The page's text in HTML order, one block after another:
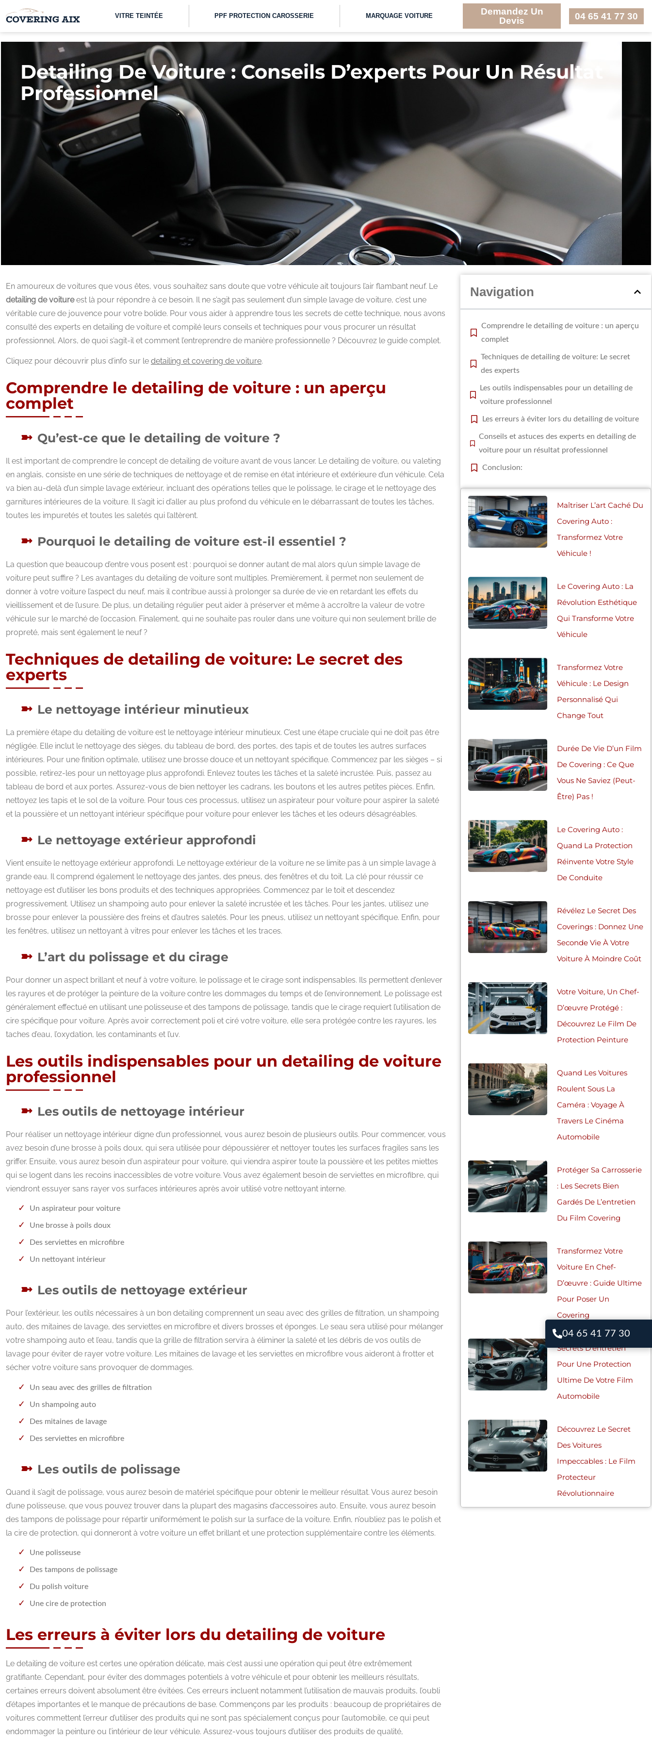
VITRE TEINTÉE PPF PROTECTION CAROSSERIE MARQUAGE VOITURE
Demandez Un
Devis
04 65 41 77 30
Detailing De Voiture : Conseils D’experts Pour Un Résultat
Professionnel
En amoureux de voitures que vous êtes, vous souhaitez sans doute que votre véhicule ait toujours l’air flambant neuf. Le
detailing de voitureest là pour répondre à ce besoin. Il ne s’agit pas seulement d’un simple lavage de voiture, c’est une
véritable cure de jouvence pour votre bolide. Pour vous aider à apprendre tous les secrets de cette technique, nous avons
consulté des experts en detailing de voiture et compilé leurs conseils et techniques pour vous procurer un résultat
professionnel. Alors, de quoi s’agit-il et comment l’entreprendre de manière professionnelle ? Découvrez le guide complet.
Cliquez pour découvrir plus d’info sur le detailing et covering de voiture.
Comprendre le detailing de voiture : un aperçu
complet
Qu’est-ce que le detailing de voiture ?
Il est important de comprendre le concept de detailing de voiture avant de vous lancer. Le detailing de voiture, ou valeting
en anglais, consiste en une série de techniques de nettoyage et de remise en état intérieure et extérieure d’un véhicule. Cela
va bien au-delà d’un simple lavage extérieur, incluant des opérations telles que le polissage, le cirage et le nettoyage des
garnitures intérieures de la voiture. Il s’agit ici d’aller au plus profond du véhicule en le débarrassant de toutes les tâches,
toutes les impuretés et toutes les saletés qui l’altèrent.
Pourquoi le detailing de voiture est-il essentiel ?
La question que beaucoup d’entre vous posent est : pourquoi se donner autant de mal alors qu’un simple lavage de
voiture peut suffire ? Les avantages du detailing de voiture sont multiples. Premièrement, il permet non seulement de
donner à votre voiture l’aspect du neuf, mais il contribue aussi à prolonger sa durée de vie en retardant les effets du
vieillissement et de l’usure. De plus, un detailing régulier peut aider à préserver et même à accroître la valeur de votre
véhicule sur le marché de l’occasion. Finalement, qui ne souhaite pas rouler dans une voiture qui non seulement brille de
propreté, mais sent également le neuf ?
Techniques de detailing de voiture: Le secret des
experts
Le nettoyage intérieur minutieux
La première étape du detailing de voiture est le nettoyage intérieur minutieux. C’est une étape cruciale qui ne doit pas être
négligée. Elle inclut le nettoyage des sièges, du tableau de bord, des portes, des tapis et de toutes les autres surfaces
intérieures. Pour une finition optimale, utilisez une brosse douce et un nettoyant spécifique. Commencez par les sièges – si
possible, retirez-les pour un nettoyage plus approfondi. Enlevez toutes les tâches et la saleté incrustée. Puis, passez au
tableau de bord et aux portes. Assurez-vous de bien nettoyer les cadrans, les boutons et les autres petites pièces. Enfin,
nettoyez les tapis et le sol de la voiture. Pour tous ces processus, utilisez un aspirateur pour voiture pour aspirer la saleté
et la poussière et un nettoyant intérieur spécifique pour voiture pour enlever les tâches et les odeurs désagréables.
Le nettoyage extérieur approfondi
Vient ensuite le nettoyage extérieur approfondi. Le nettoyage extérieur de la voiture ne se limite pas à un simple lavage à
grande eau. Il comprend également le nettoyage des jantes, des pneus, des fenêtres et du toit. La clé pour réussir ce
nettoyage est d’utiliser les bons produits et des techniques appropriées. Commencez par le toit et descendez
progressivement. Utilisez un shampoing auto pour enlever la saleté incrustée et les tâches. Pour les jantes, utilisez une
brosse pour enlever la poussière des freins et d’autres saletés. Pour les pneus, utilisez un nettoyant spécifique. Enfin, pour
les fenêtres, utilisez un nettoyant à vitres pour enlever les tâches et les traces.
L’art du polissage et du cirage
Pour donner un aspect brillant et neuf à votre voiture, le polissage et le cirage sont indispensables. Ils permettent d’enlever
les rayures et de protéger la peinture de la voiture contre les dommages du temps et de l’environnement. Le polissage est
généralement effectué en utilisant une polisseuse et des tampons de polissage, tandis que le cirage requiert l’utilisation de
cire spécifique pour voiture. Après avoir correctement poli et ciré votre voiture, elle sera protégée contre les rayures, les
taches d’eau, l’oxydation, les contaminants et l’uv.
Les outils indispensables pour un detailing de voiture
professionnel
Les outils de nettoyage intérieur
Pour réaliser un nettoyage intérieur digne d’un professionnel, vous aurez besoin de plusieurs outils. Pour commencer, vous
avez besoin d’une brosse à poils doux, qui sera utilisée pour dépoussiérer et nettoyer toutes les surfaces fragiles sans les
griffer. Ensuite, vous aurez besoin d’un aspirateur pour voiture, qui viendra aspirer toute la poussière et les petites miettes
qui se logent dans les recoins inaccessibles de votre voiture. Vous avez également besoin de serviettes en microfibre, qui
viendront essuyer sans rayer vos surfaces intérieures après avoir utilisé votre nettoyant interne.
Un aspirateur pour voiture
Une brosse à poils doux
Des serviettes en microfibre
Un nettoyant intérieur
Les outils de nettoyage extérieur
Pour l’extérieur, les outils nécessaires à un bon detailing comprennent un seau avec des grilles de filtration, un shampoing
auto, des mitaines de lavage, des serviettes en microfibre et divers brosses et éponges. Le seau sera utilisé pour mélanger
votre shampoing auto et l’eau, tandis que la grille de filtration servira à éliminer la saleté et les débris de vos outils de
lavage pour éviter de rayer votre voiture. Les mitaines de lavage et les serviettes en microfibre vous aideront à frotter et
sécher votre voiture sans provoquer de dommages.
Un seau avec des grilles de filtration
Un shampoing auto
Des mitaines de lavage
Des serviettes en microfibre
Les outils de polissage
Quand il s’agit de polissage, vous aurez besoin de matériel spécifique pour obtenir le meilleur résultat. Vous aurez besoin
d’une polisseuse, que vous pouvez trouver dans la plupart des magasins d’accessoires auto. Ensuite, vous aurez besoin
des tampons de polissage pour répartir uniformément le polish sur la surface de la voiture. Enfin, n’oubliez pas le polish et
la cire de protection, qui donneront à votre voiture un effet brillant et une protection supplémentaire contre les éléments.
Une polisseuse
Des tampons de polissage
Du polish voiture
Une cire de protection
Les erreurs à éviter lors du detailing de voiture
Le detailing de voiture est certes une opération délicate, mais c’est aussi une opération qui peut être extrêmement
gratifiante. Cependant, pour éviter des dommages potentiels à votre véhicule et pour obtenir les meilleurs résultats,
certaines erreurs doivent absolument être évitées. Ces erreurs incluent notamment l’utilisation de mauvais produits, l’oubli
d’étapes importantes et le manque de précautions de base. Commençons par les produits : beaucoup de propriétaires de
voitures commettent l’erreur d’utiliser des produits qui ne sont pas spécialement conçus pour l’automobile, ce qui peut
endommager la peinture ou l’intérieur de leur véhicule. Assurez-vous toujours d’utiliser des produits de qualité,
Navigation
Comprendre le detailing de voiture : un aperçu
complet
Techniques de detailing de voiture: Le secret
des experts
Les outils indispensables pour un detailing de
voiture professionnel
Les erreurs à éviter lors du detailing de voiture
Conseils et astuces des experts en detailing de
voiture pour un résultat professionnel
Conclusion:
Maîtriser L’art Caché Du
Covering Auto :
Transformez Votre
Véhicule !
Le Covering Auto : La
Révolution Esthétique
Qui Transforme Votre
Véhicule
Transformez Votre
Véhicule : Le Design
Personnalisé Qui
Change Tout
Durée De Vie D’un Film
De Covering : Ce Que
Vous Ne Saviez (peut-
Être) Pas !
Le Covering Auto :
Quand La Protection
Réinvente Votre Style
De Conduite
Révélez Le Secret Des
Coverings : Donnez Une
Seconde Vie À Votre
Voiture À Moindre Coût
Votre Voiture, Un Chef-
D’œuvre Protégé :
Découvrez Le Film De
Protection Peinture
Quand Les Voitures
Roulent Sous La
Caméra : Voyage À
Travers Le Cinéma
Automobile
Protéger Sa Carrosserie
: Les Secrets Bien
Gardés De L’entretien
Du Film Covering
Transformez Votre
Voiture En Chef-
D’œuvre : Guide Ultime
Pour Poser Un
Covering
Secrets D’entretien
Pour Une Protection
Ultime De Votre Film
Automobile
Découvrez Le Secret
Des Voitures
Impeccables : Le Film
Protecteur
Révolutionnaire
04 65 41 77 30